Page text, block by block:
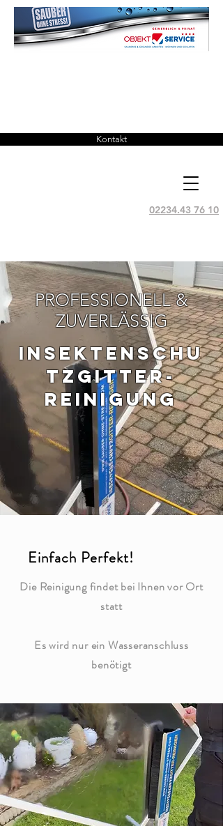
02234.43 76 10
Kontakt
PROFESSIONELL &
ZUVERLÄSSIG
Insektenschu
tzgitter-
Reinigung
Einfach Perfekt!
Die Reinigung findet bei Ihnen vor Ort
statt
Es wird nur ein Wasseranschluss
benötigt